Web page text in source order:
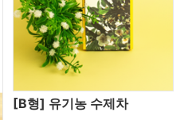
[B형] 유기농 수제차